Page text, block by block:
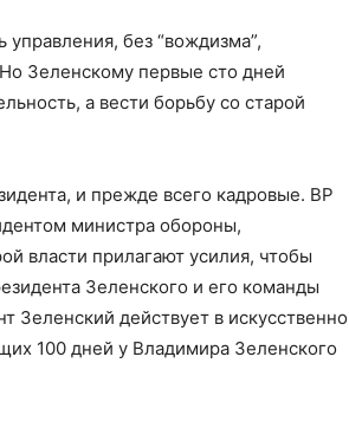
без “вождизма”,
Зеленскому первые сто дней
а вести борьбу со старой
и прежде всего кадровые. ВР
министра обороны,
власти прилагают усилия, чтобы
Зеленского и его команды
Зеленский действует в искусственно
100 дней у Владимира Зеленского